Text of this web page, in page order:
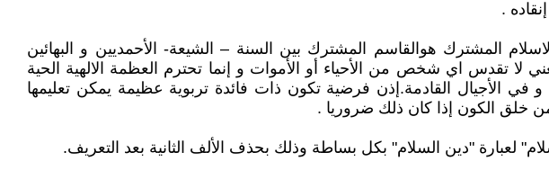
المشترك هوالقاسم المشترك بين السنة – الشيعة- الأحمديين و البهائين
لا تقدس اي شخص من الأحياء أو الأموات و إنما تحترم العظمة الالهية الحية
في الأجيال القادمة.إذن فرضية تكون ذات فائدة تربوية عظيمة يمكن تعليمها
لعبارة "دين السلام" بكل بساطة وذلك بحذف الألف الثانية بعد التعريف.